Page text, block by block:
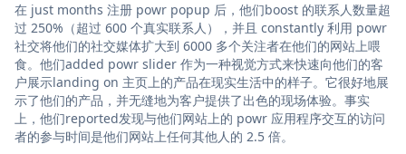
在 just months 注册 powr popup 后，他们boost 的联系人数量超
过 250%（超过 600 个真实联系人），并且 constantly 利用 powr
社交将他们的社交媒体扩大到 6000 多个关注者在他们的网站上喂
食。他们added powr slider 作为一种视觉方式来快速向他们的客
户展示landing on 主页上的产品在现实生活中的样子。它很好地展
示了他们的产品，并无缝地为客户提供了出色的现场体验。事实
上，他们reported发现与他们网站上的 powr 应用程序交互的访问
者的参与时间是他们网站上任何其他人的 2.5 倍。